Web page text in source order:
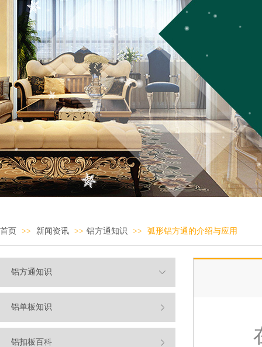
首页 >> 新闻资讯 >> 铝方通知识 >> 弧形铝方通的介绍与应用
铝方通知识
铝单板知识
铝扣板百科
在